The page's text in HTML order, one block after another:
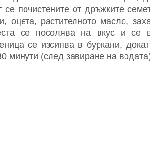
се почистените от дръжките
оцета, растителното масло,
се посолява на вкус и се
се изсипва в буркани,
минути (след завиране на